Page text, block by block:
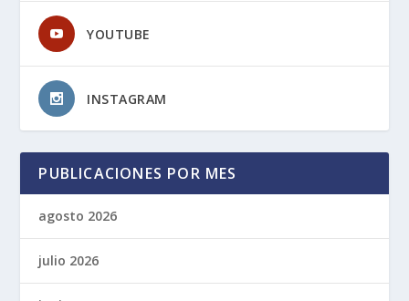
YOUTUBE
INSTAGRAM
PUBLICACIONES POR MES
agosto 2026
julio 2026